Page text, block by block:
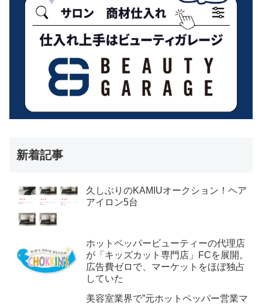
新着記事
久しぶりのKAMIUオークション！ヘア
アイロン5台
ホットペッパービューティーの代理店
が「キッズカット専門店」FCを展開。
広告費ゼロで、マーケットをほぼ独占
していた
美容室業界で”元ホットペッパー営業マ